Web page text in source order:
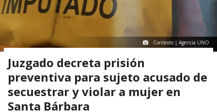
Contexto | Agencia UNO
Juzgado decreta prisión
preventiva para sujeto acusado de
secuestrar y violar a mujer en
Santa Bárbara